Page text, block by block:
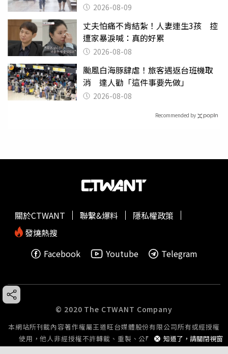
2026-08-09
丈夫怕痛不肯結紮！人妻連生3孩 控
遭家暴淚喊：真的好累
2026-08-08
颱風白海豚肆虐！旅客遇返台班機取
消 達人勸「這件事要先做」
2026-08-08
Recommended by
知道了，請關閉視窗
關於CTWANT 聯繫&爆料
隱私權政策
發燒熱搜
Facebook
Youtube Telegram
© 2020 The CTWANT Company
本網站所刊載內容著作權屬王道旺台媒體股份有限公司所有或經授權
使用，他人非經授權不許轉載、重製、公開播送或公開傳輸。